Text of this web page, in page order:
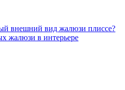
внешний вид жалюзи плиссе?
жалюзи в интерьере